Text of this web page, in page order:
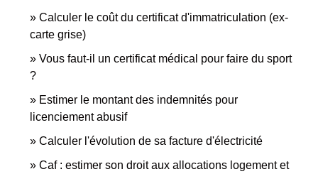
Calculer le coût du certificat d'immatriculation (ex-
carte grise)
Vous faut-il un certificat médical pour faire du sport
?
Estimer le montant des indemnités pour
licenciement abusif
Calculer l'évolution de sa facture d'électricité
Caf : estimer son droit aux allocations logement et